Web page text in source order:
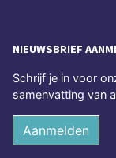
NIEUWSBRIEF
Schrijf je in voor
samenvatting van
Aanmelden